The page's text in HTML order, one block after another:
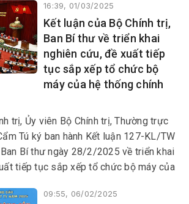
chủ trì tọa đàm với các doanh nghiệp
giá tình hình, nhận diện thách thức và
tư để doanh nghiệp Hoa Kỳ cùng Việt
và bền vững.
16:39, 01/03/2025
Kết luận của Bộ Chính trị,
Ban Bí thư về triển khai
nghiên cứu, đề xuất tiếp
tục sắp xếp tổ chức bộ
máy của hệ thống chính
trị, Ủy viên Bộ Chính trị, Thường trực
Tú ký ban hành Kết luận 127-KL/TW
Bí thư ngày 28/2/2025 về triển khai
tiếp tục sắp xếp tổ chức bộ máy của
09:55, 06/02/2025